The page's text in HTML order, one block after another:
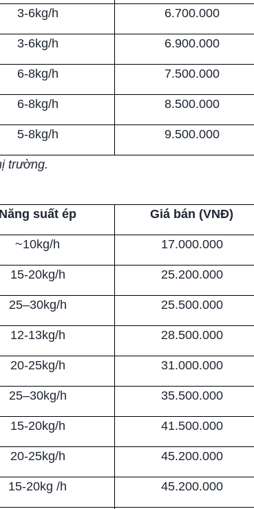
3-6kg/h 6.700.000
3-6kg/h 6.900.000
6-8kg/h 7.500.000
6-8kg/h 8.500.000
5-8kg/h 9.500.000
trường.
suất ép Giá bán (VNĐ)
~10kg/h 17.000.000
15-20kg/h 25.200.000
25–30kg/h 25.500.000
12-13kg/h 28.500.000
20-25kg/h 31.000.000
25–30kg/h 35.500.000
15-20kg/h 41.500.000
20-25kg/h 45.200.000
15-20kg /h 45.200.000